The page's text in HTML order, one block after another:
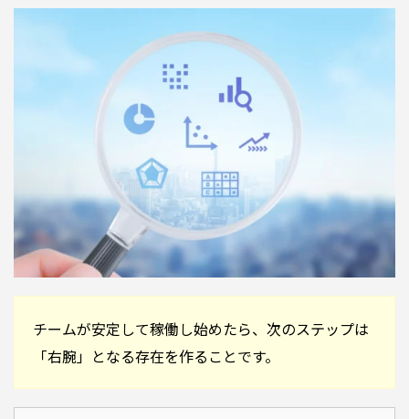
チームが安定して稼働し始めたら、次のステップは
「右腕」となる存在を作ることです。